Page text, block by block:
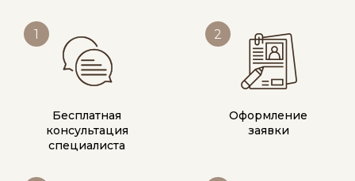
1
Бесплатная
консультация
специалиста
2
Оформление
заявки